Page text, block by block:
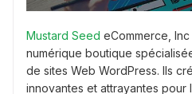
Mustard Seed eCommerce,
numérique boutique
de sites Web WordPress. Ils
innovantes et attrayantes pour